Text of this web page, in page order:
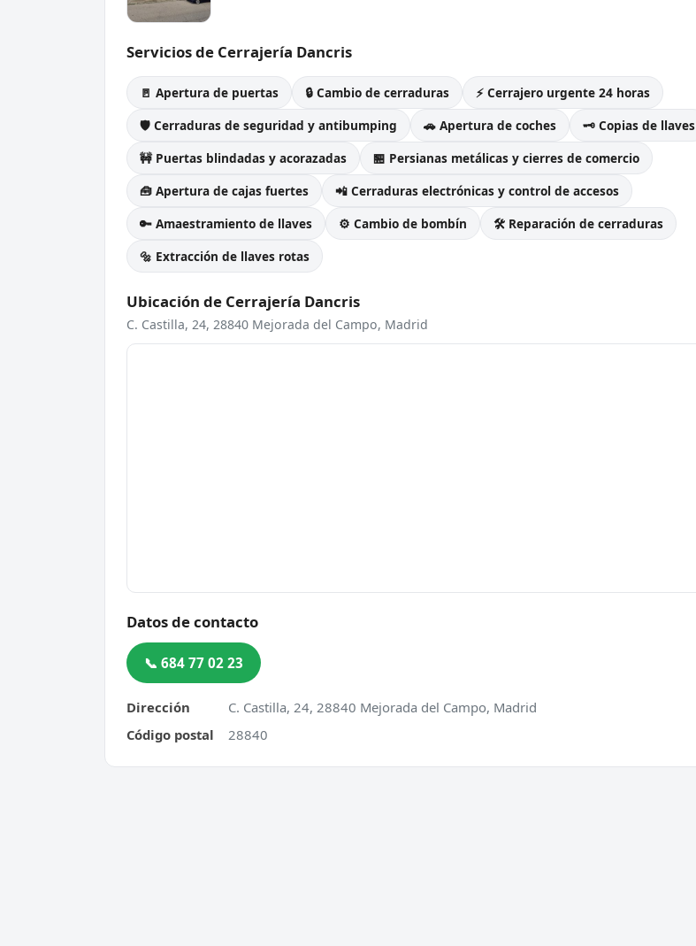
Servicios de Cerrajería Dancris
🚪 Apertura de puertas 🔒 Cambio de cerraduras
⚡ Cerrajero urgente 24 horas
🛡️ Cerraduras de seguridad y antibumping
🚗 Apertura de coches
🗝️ Copias de llaves
🚧 Puertas blindadas y acorazadas
🏪 Persianas metálicas y cierres de comercio
🧰 Apertura de cajas fuertes
📲 Cerraduras electrónicas y control de accesos
🔑 Amaestramiento de llaves
⚙️ Cambio de bombín
🛠️ Reparación de cerraduras
🔩 Extracción de llaves rotas
Ubicación de Cerrajería Dancris
C. Castilla, 24, 28840 Mejorada del Campo, Madrid
Datos de contacto
📞 684 77 02 23
Dirección
C. Castilla, 24, 28840 Mejorada del Campo, Madrid
Código postal
28840